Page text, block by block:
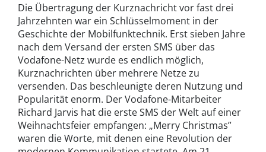
Die Übertragung der Kurznachricht vor fast drei
Jahrzehnten war ein Schlüsselmoment in der
Geschichte der Mobilfunktechnik. Erst sieben Jahre
nach dem Versand der ersten SMS über das
Vodafone-Netz wurde es endlich möglich,
Kurznachrichten über mehrere Netze zu
versenden. Das beschleunigte deren Nutzung und
Popularität enorm. Der Vodafone-Mitarbeiter
Richard Jarvis hat die erste SMS der Welt auf einer
Weihnachtsfeier empfangen: „Merry Christmas”
waren die Worte, mit denen eine Revolution der